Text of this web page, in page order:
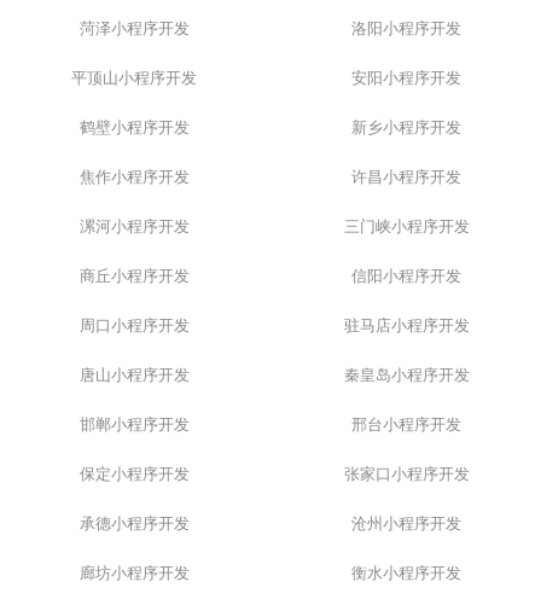
菏泽小程序开发 洛阳小程序开发
平顶山小程序开发 安阳小程序开发
鹤壁小程序开发 新乡小程序开发
焦作小程序开发 许昌小程序开发
漯河小程序开发 三门峡小程序开发
商丘小程序开发 信阳小程序开发
周口小程序开发 驻马店小程序开发
唐山小程序开发 秦皇岛小程序开发
邯郸小程序开发 邢台小程序开发
保定小程序开发 张家口小程序开发
承德小程序开发 沧州小程序开发
廊坊小程序开发 衡水小程序开发